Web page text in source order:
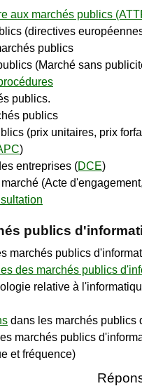
aux marchés publics
(directives
publics
(Marché sans
publics.
publics
(prix unitaires, prix
)
entreprises (DCE)
marché (Acte
publics
marchés publics
des marchés publics
relative à
dans les marchés publics
marchés publics
et fréquence)